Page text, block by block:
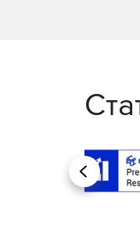
Назад